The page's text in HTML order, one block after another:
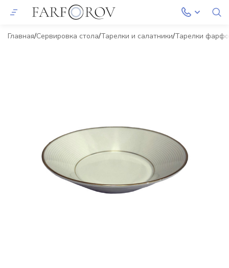
Главная Сервировка стола Тарелки и салатники Тарелки